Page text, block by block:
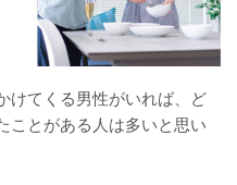
けてくる男性がいれば、ど
ことがある人は多いと思い